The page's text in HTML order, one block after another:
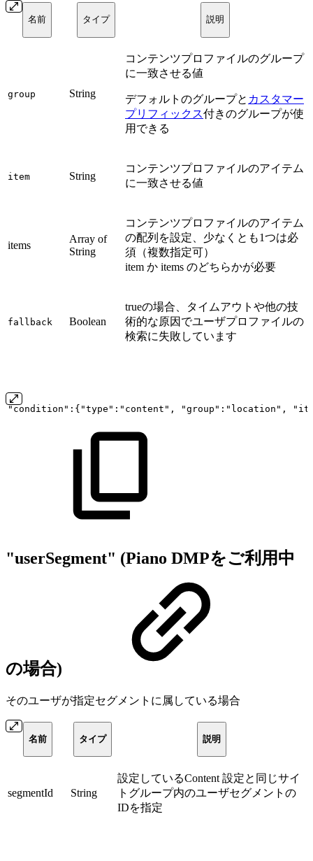
名前 タイプ 説明
group String
コンテンツプロファイルのグループ
に一致させる値
デフォルトのグループと カスタマー
プリフィックス付きのグループが使
用できる
item String
コンテンツプロファイルのアイテム
に一致させる値
items
Array of
String
コンテンツプロファイルのアイテム
の配列を設定、少なくとも1つは必
須（複数指定可）
item か items のどちらかが必要
fallback Boolean
trueの場合、タイムアウトや他の技
術的な原因でユーザプロファイルの
検索に失敗しています
"condition":{"type":"content", "group":"location",
"userSegment" (Piano DMPをご利用中
の場合)
そのユーザが指定セグメントに属している場合
名前 タイプ 説明
segmentId String
設定しているContent 設定と同じサイ
トグループ内のユーザセグメントの
IDを指定